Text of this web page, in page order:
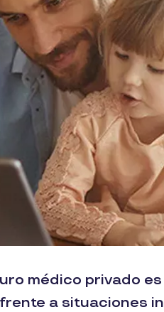
médico privado
a situaciones